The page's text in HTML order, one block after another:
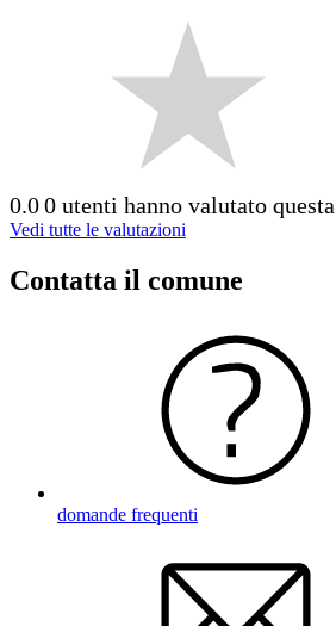
0.00 utenti hanno valutato
Vedi tutte le valutazioni
Contatta il comune
domande frequenti